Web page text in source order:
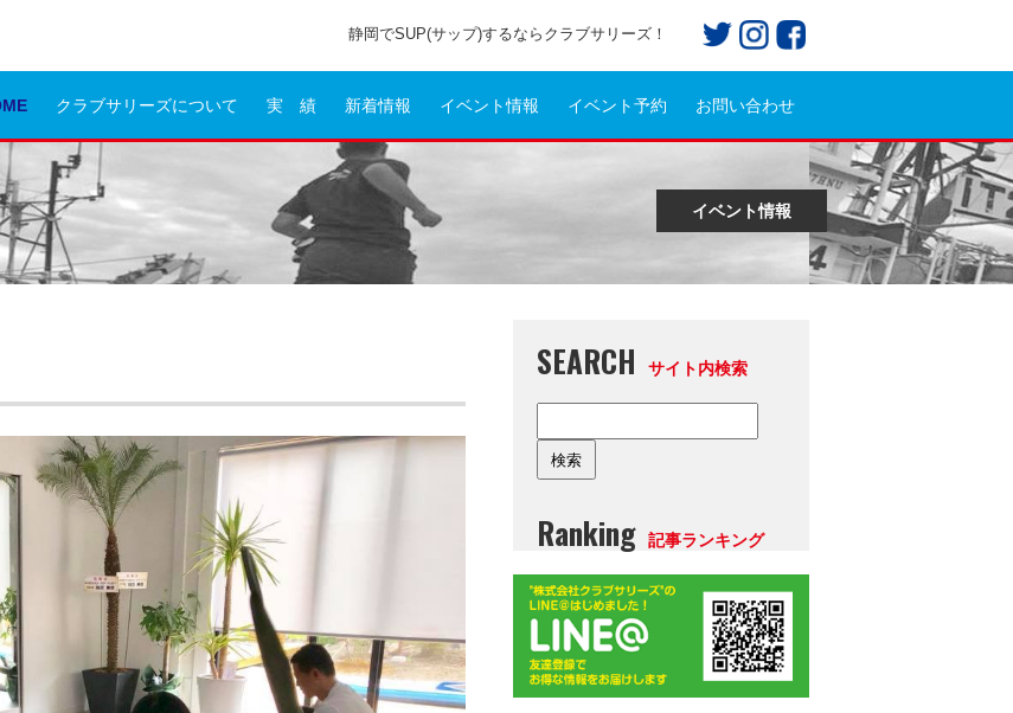
静岡でSUP(サップ)するならクラブサリーズ！
クラブサリーズについて 実 績 新着情報 イベント情報 イベント予約 お問い合わせ
イベント情報
SEARCH サイト内検索
Ranking 記事ランキング